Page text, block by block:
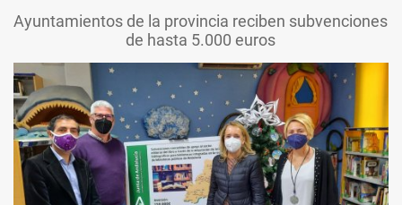
Ayuntamientos de la provincia reciben subvenciones
de hasta 5.000 euros